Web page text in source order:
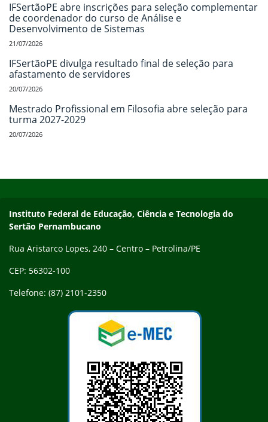
IFSertãoPE abre inscrições para seleção complementar
de coordenador do curso de Análise e
Desenvolvimento de Sistemas
21/07/2026
IFSertãoPE divulga resultado final de seleção para
afastamento de servidores
20/07/2026
Mestrado Profissional em Filosofia abre seleção para
turma 2027-2029
20/07/2026
Endereço
Instituto Federal de Educação, Ciência e Tecnologia do
Sertão Pernambucano
Rua Aristarco Lopes, 240 – Centro – Petrolina/PE
CEP: 56302-100
Telefone: (87) 2101-2350